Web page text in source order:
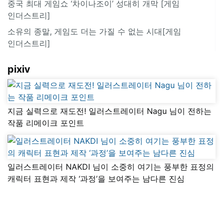
중국 최대 게임쇼 ‘차이나조이’ 성대히 개막 [게임
인더스트리]
소유의 종말, 게임도 더는 가질 수 없는 시대[게임
인더스트리]
pixiv
지금 실력으로 재도전! 일러스트레이터 Nagu 님이 전하는
작품 리메이크 포인트
일러스트레이터 NAKDI 님이 소중히 여기는 풍부한 표정의
캐릭터 표현과 제작 ‘과정’을 보여주는 남다른 진심